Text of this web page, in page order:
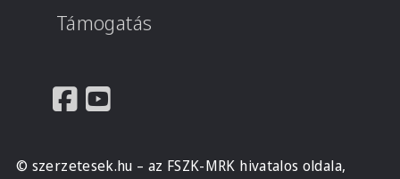
Támogatás
© szerzetesek.hu – az FSZK-MRK hivatalos oldala,